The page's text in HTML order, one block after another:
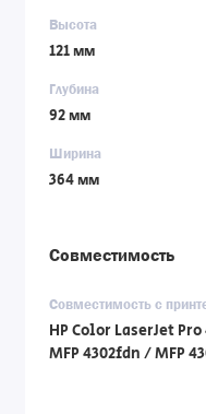
Высота
121 мм
Глубина
92 мм
Ширина
364 мм
Совместимость
Совместимость с
HP Color LaserJet
MFP 4302fdn / MFP